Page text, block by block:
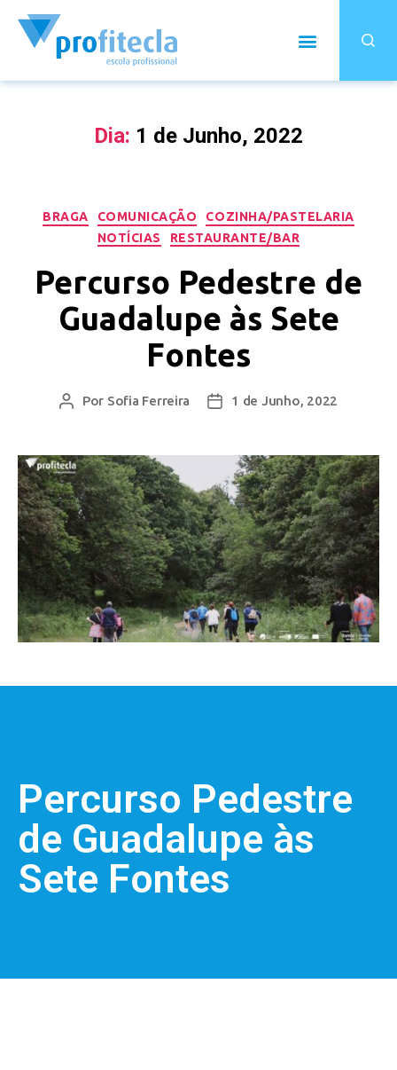
Dia: 1 de Junho, 2022
BRAGA COMUNICAÇÃO
COZINHA/PASTELARIA
NOTÍCIAS
RESTAURANTE/BAR
Percurso Pedestre de
Guadalupe às Sete
Fontes
Por Sofia Ferreira 1 de Junho, 2022
Percurso Pedestre
de Guadalupe às
Sete Fontes